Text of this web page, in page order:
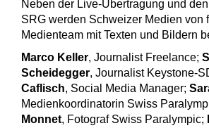
Neben der Live-Übertragung und
SRG werden Schweizer Medien von
Medienteam mit Texten und Bildern
Marco Keller, Journalist Freelance;
Scheidegger, Journalist Keystone-
Caflisch, Social Media Manager;
Medienkoordinatorin Swiss
Monnet, Fotograf Swiss Paralympic;